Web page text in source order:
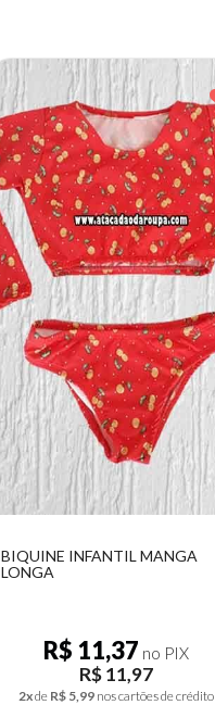
BIQUINE INFANTIL MANGA
LONGA
R$ 11,37 no PIX
R$ 11,97
2xde R$ 5,99 nos cartões de crédito